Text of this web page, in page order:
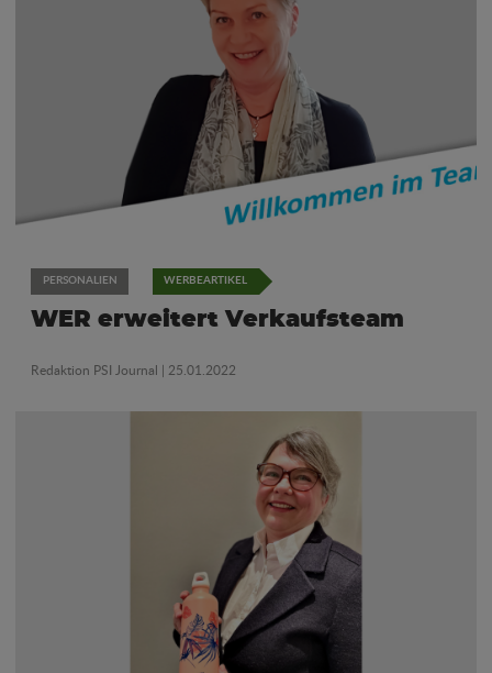
PERSONALIEN WERBEARTIKEL
WER erweitert Verkaufsteam
Redaktion PSI Journal | 25.01.2022